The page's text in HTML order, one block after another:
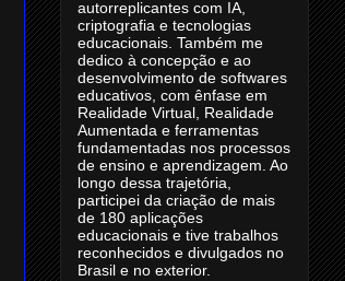
autorreplicantes com IA,
criptografia e tecnologias
educacionais. Também me
dedico à concepção e ao
desenvolvimento de softwares
educativos, com ênfase em
Realidade Virtual, Realidade
Aumentada e ferramentas
fundamentadas nos processos
de ensino e aprendizagem. Ao
longo dessa trajetória,
participei da criação de mais
de 180 aplicações
educacionais e tive trabalhos
reconhecidos e divulgados no
Brasil e no exterior.